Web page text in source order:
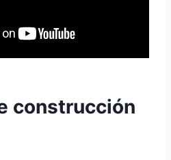
construcción